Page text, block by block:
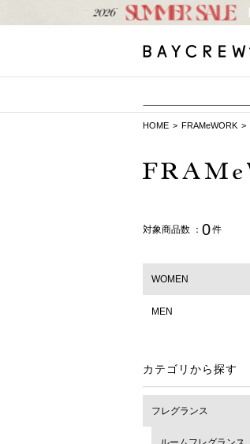
HOME FRAMeWORK
対象商品数 ： 0件
WOMEN
MEN
カテゴリから探す
フレグランス